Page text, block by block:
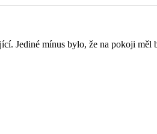
Jediné mínus bylo, že na pokoji měl